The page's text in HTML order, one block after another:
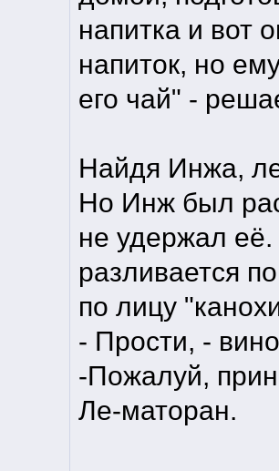
напитка и вот
напиток, но
его чай" -
Найдя Инжа,
Но Инж был
не удержал её.
разливается
по лицу
- Прости, -
-Пожалуй,
Ле-маторан.